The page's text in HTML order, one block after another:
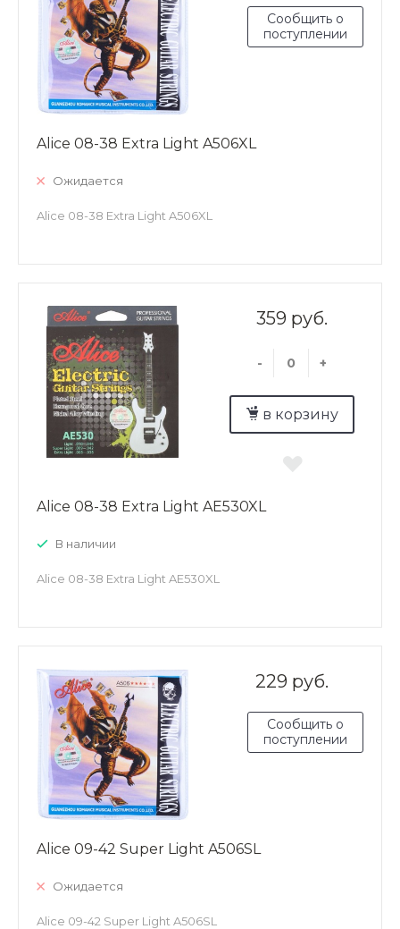
Сообщить о
поступлении
Alice 08-38 Extra Light A506XL
Ожидается
Alice 08-38 Extra Light A506XL
359 руб.
- +
в корзину
Alice 08-38 Extra Light AE530XL
В наличии
Alice 08-38 Extra Light AE530XL
229 руб.
Сообщить о
поступлении
Alice 09-42 Super Light A506SL
Ожидается
Alice 09-42 Super Light A506SL